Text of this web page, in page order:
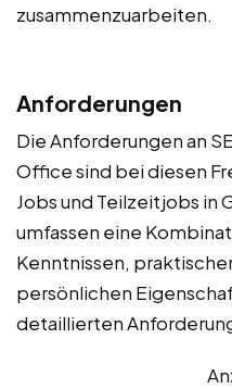
zusammenzuarbeiten.
Anforderungen
Die Anforderungen an
Office sind bei diesen
Jobs und Teilzeitjobs in
umfassen eine
Kenntnissen,
persönlichen
detaillierten